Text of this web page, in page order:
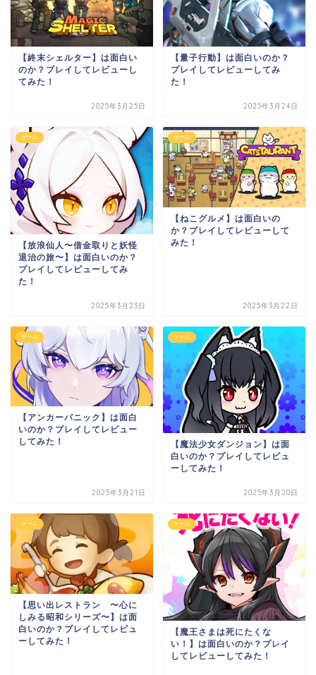
【終末シェルター】は面白い
のか？プレイしてレビューし
てみた！
2025年3月25日
【量子行動】は面白いのか？
プレイしてレビューしてみ
た！
2025年3月24日
ゲーム
【放浪仙人〜借金取りと妖怪
退治の旅〜】は面白いのか？
プレイしてレビューしてみ
た！
2025年3月23日
ゲーム
【ねこグルメ】は面白いの
か？プレイしてレビューして
みた！
2025年3月22日
ゲーム
【アンカーパニック】は面白
いのか？プレイしてレビュー
してみた！
2025年3月21日
ゲーム
【魔法少女ダンジョン】は面
白いのか？プレイしてレビュ
ーしてみた！
2025年3月20日
ゲーム
【思い出レストラン 〜心に
しみる昭和シリーズ〜】は面
白いのか？プレイしてレビュ
ーしてみた！
ゲーム
【魔王さまは死にたくな
い！】は面白いのか？プレイ
してレビューしてみた！